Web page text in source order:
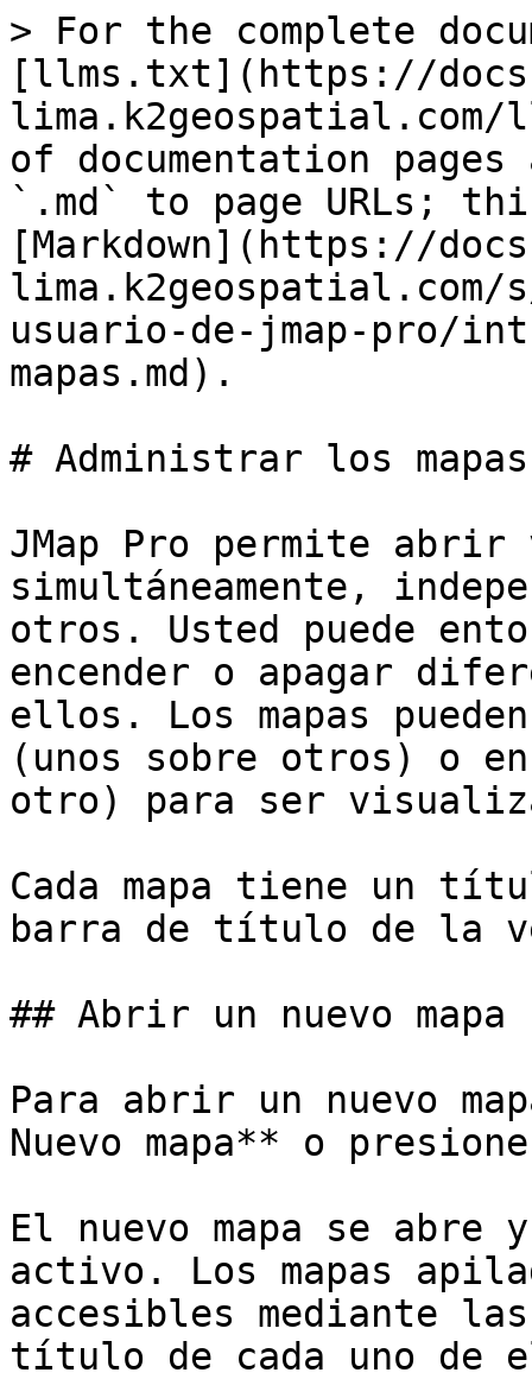
> For the complete
[llms.txt](https://
of documentation
`.md` to page URLs;
[Markdown](https://
usuario-de-jmap-pro/
mapas.md).
# Administrar los mapas
JMap Pro permite abrir
simultáneamente,
otros. Usted puede
encender o apagar
ellos. Los mapas
(unos sobre otros) o
otro) para ser
Cada mapa tiene un
barra de título de la
## Abrir un nuevo mapa
Para abrir un nuevo
Nuevo mapa** o
El nuevo mapa se abre
activo. Los mapas
accesibles mediante
título de cada uno de